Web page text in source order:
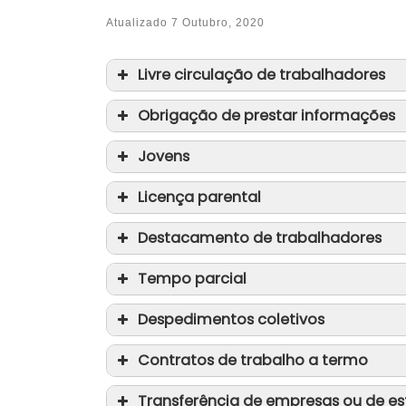
Atualizado 7 Outubro, 2020
Livre circulação de trabalhadores
Obrigação de prestar informações
Jovens
Licença parental
Destacamento de trabalhadores
Tempo parcial
Despedimentos coletivos
Contratos de trabalho a termo
Transferência de empresas ou de